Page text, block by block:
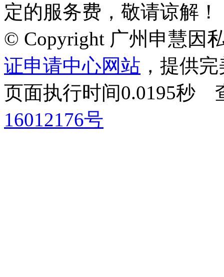
定的服务费，敬请谅解！
© Copyright 广州申慧因
证申请中心网站 ，提供
页面执行时间0.0195
16012176号